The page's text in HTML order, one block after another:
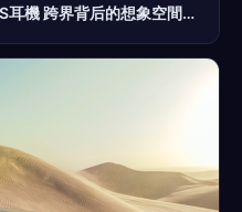
國民表廠華米科技布局健康TWS耳機 跨界背后的想象空間有多大？